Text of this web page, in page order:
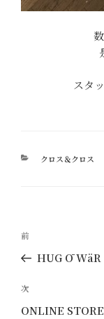
スタ
カ
クロス＆クロス
投
ナ
ビ
ゲ
過
去
投
稿
前
HUG Ō
次
の
次
ONLINE